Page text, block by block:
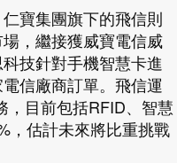
寶集團旗下的飛信則
，繼接獲威寶電信威
技針對手機智慧卡進
信廠商訂單。飛信運
，目前包括RFID、智慧
，估計未來將比重挑戰